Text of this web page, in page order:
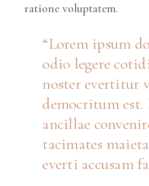
ratione voluptatem.
Lorem ipsum
odio legere
noster evertitur
democritum
ancillae
tacimates
everti accusam